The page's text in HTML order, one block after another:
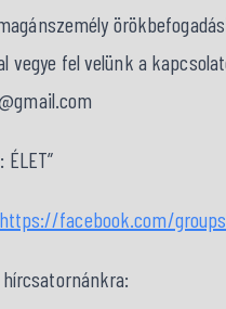
vegye fel velünk a
ÉLET”
https://facebook.com/